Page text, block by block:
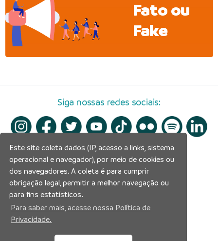
Fato ou
Fake
Siga nossas redes sociais:
Este site coleta dados (IP, acesso a links, sistema
operacional e navegador), por meio de cookies ou
dos navegadores. A coleta é para cumprir
obrigação legal, permitir a melhor navegação ou
para fins estatísticos.
Para saber mais, acesse nossa Política de
Privacidade.